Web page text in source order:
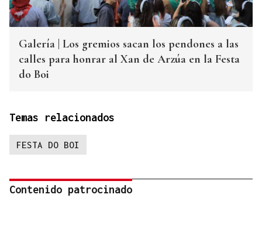
Galería | Los gremios sacan los pendones a las
calles para honrar al Xan de Arzúa en la Festa
do Boi
Temas relacionados
FESTA DO BOI
Contenido patrocinado